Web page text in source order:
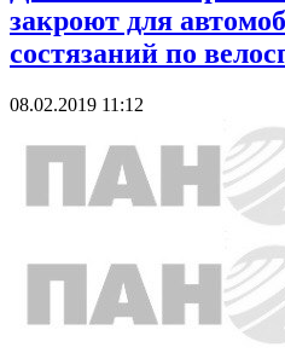
закроют для
состязаний по
08.02.2019 11:12